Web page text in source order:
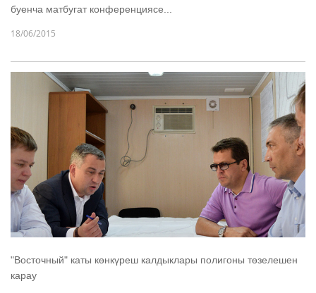
буенча матбугат конференциясе...
18/06/2015
"Восточный" каты көнкүреш калдыклары полигоны төзелешен
карау